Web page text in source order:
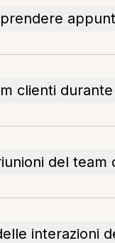
clienti
del team
interazioni